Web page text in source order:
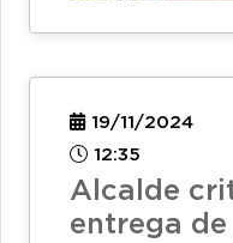
19/11/2024
12:35
Alcalde
entrega